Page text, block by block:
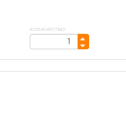
количество: